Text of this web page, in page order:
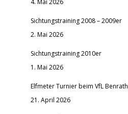
4. Mai 2026
Sichtungstraining 2008 – 2009er
2. Mai 2026
Sichtungstraining 2010er
1. Mai 2026
Elfmeter Turnier beim VfL Benrath
21. April 2026